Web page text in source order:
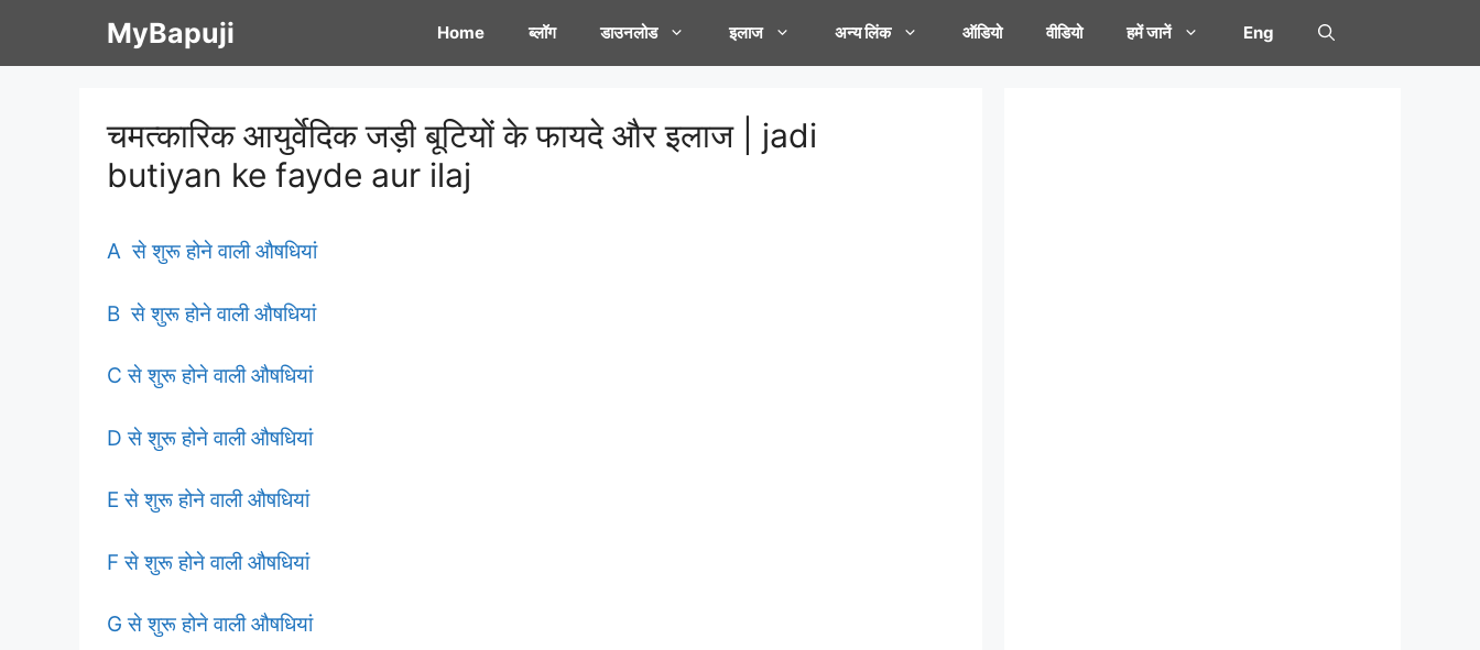
MyBapuji Home ब्लॉग डाउनलोड इलाज अन्य लिंक ऑडियो वीडियो हमें जानें Eng
चमत्कारिक आयुर्वेदिक जड़ी बूटियों के फायदे और इलाज | jadi
butiyan ke fayde aur ilaj
A से शुरू होने वाली औषधियां
B से शुरू होने वाली औषधियां
C से शुरू होने वाली औषधियां
D से शुरू होने वाली औषधियां
E से शुरू होने वाली औषधियां
F से शुरू होने वाली औषधियां
G से शुरू होने वाली औषधियां